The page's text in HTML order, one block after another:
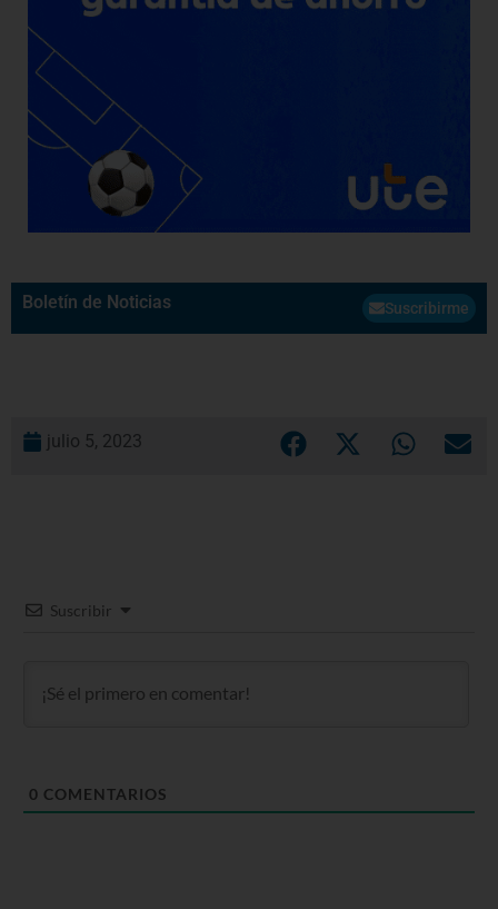
Boletín de Noticias Suscribirme
julio 5, 2023
Suscribir
0 COMENTARIOS